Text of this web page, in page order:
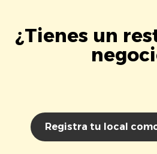
¿Tienes un
Registra tu local